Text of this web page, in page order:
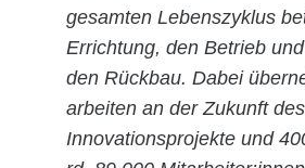
gesamten Lebenszyklus
Errichtung, den Betrieb
den Rückbau. Dabei
arbeiten an der Zukunft
Innovationsprojekte und